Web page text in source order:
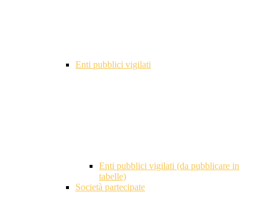
Enti pubblici vigilati
Enti pubblici vigilati (da pubblicare in
tabelle)
Società partecipate